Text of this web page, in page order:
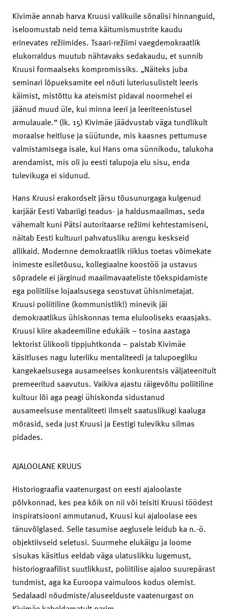
Kivimäe annab harva Kruusi valikuile sõnalisi hinnanguid,
iseloomustab neid tema käitumismustrite kaudu
erinevates režiimides. Tsaari-režiimi vaegdemokraatlik
elukorraldus muutub nähtavaks sedakaudu, et sunnib
Kruusi formaalseks kompromissiks. „Näiteks juba
seminari lõpueksamite eel nõuti luteriusulistelt leeris
käimist, mistõttu ka ateismist pidaval noormehel ei
jäänud muud üle, kui minna leeri ja leeriteenistusel
armulauale.“ (lk. 15) Kivimäe jäädvustab väga tundlikult
moraalse heitluse ja süütunde, mis kaasnes pettumuse
valmistamisega isale, kui Hans oma sünnikodu, talukoha
arendamist, mis oli ju eesti talupoja elu sisu, enda
tulevikuga ei sidunud.
Hans Kruusi erakordselt järsu tõusunurgaga kulgenud
karjäär Eesti Vabariigi teadus- ja haldusmaailmas, seda
vähemalt kuni Pätsi ­autoritaarse režiimi kehtestamiseni,
näitab Eesti kultuuri pahvatusliku arengu keskseid
allikaid. Modernne demokraatlik riiklus toetas võimekate
inimeste esiletõusu, kollegiaalne koostöö ja ustavus
sõpradele ei järginud maailmavaateliste tõekspidamiste
ega poliitilise lojaalsusega seostuvat ühisnimetajat.
Kruusi poliitiline (kommunistlik!) minevik jäi
demokraatlikus ühiskonnas tema elulooliseks eraasjaks.
Kruusi kiire akadeemiline edukäik – tosina aastaga
lektorist ülikooli tippjuhtkonda – paistab Kivimäe
käsitluses nagu luterliku mentaliteedi ja talupoegliku
kangekaelsusega ausameelses konkurentsis väljateenitult
premeeritud saavutus. Vaikiva ajastu räigevõitu poliitiline
kultuur lõi aga peagi ühiskonda sidustanud
ausameelsuse mentaliteeti ilmselt saatuslikugi kaaluga
mõrasid, seda just Kruusi ja Eestigi tulevikku silmas
pidades.
AJALOOLANE KRUUS
Historiograafia vaatenurgast on eesti ajaloolaste
põlvkonnad, kes pea kõik on nii või teisiti Kruusi töödest
inspiratsiooni ammutanud, Kruusi kui ajaloolase ees
tänuvõlglased. Selle tasumise aeglusele leidub ka n.-ö.
objektiivseid seletusi. Suurmehe elukäigu ja loome
sisukas käsitlus eeldab väga ulatuslikku lugemust,
historiograafilist suutlikkust, poliitilise ajaloo suurepärast
tundmist, aga ka Euroopa vaimuloos kodus olemist.
Sedalaadi nõudmiste/aluseelduste vaatenurgast on